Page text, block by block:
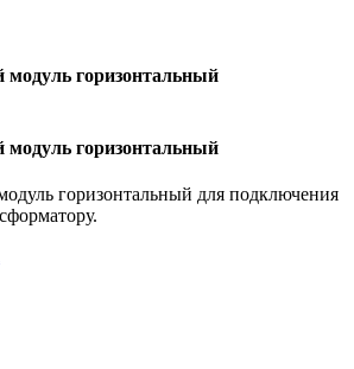
горизонтальный
горизонтальный
горизонтальный для подключения